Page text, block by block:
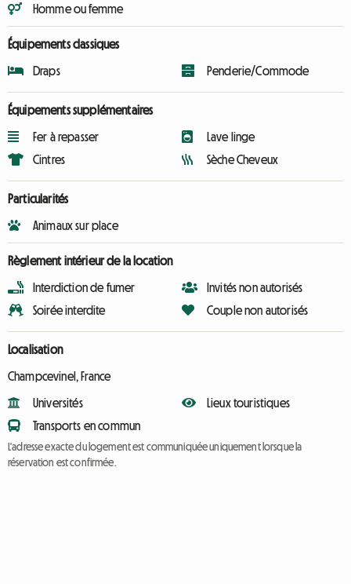
Homme ou femme
Équipements classiques
Draps Penderie/Commode
Équipements supplémentaires
Fer à repasser
Cintres
Lave linge
Sèche Cheveux
Particularités
Animaux sur place
Règlement intérieur de la location
Interdiction de fumer
Soirée interdite
Invités non autorisés
Couple non autorisés
Localisation
Champcevinel, France
Universités
Transports en commun
Lieux touristiques
L'adresse exacte du logement est communiquée uniquement lorsque la
réservation est confirmée.